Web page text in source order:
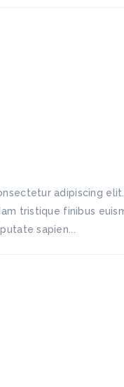
adipiscing
tristique finibus
sapien...